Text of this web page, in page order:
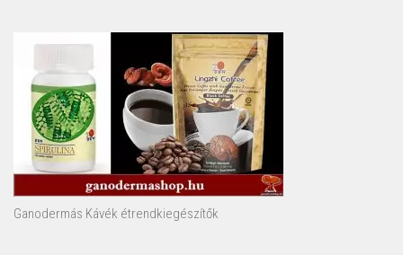
Ganodermás Kávék étrendkiegészítők